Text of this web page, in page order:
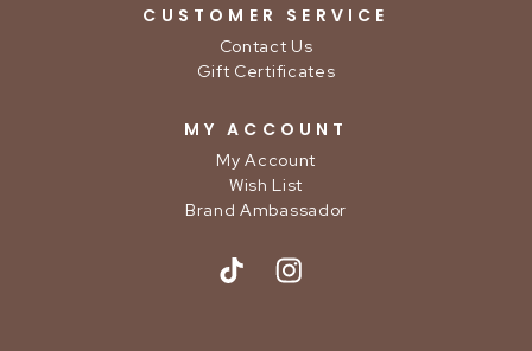
CUSTOMER SERVICE
Contact Us
Gift Certificates
MY ACCOUNT
My Account
Wish List
Brand Ambassador